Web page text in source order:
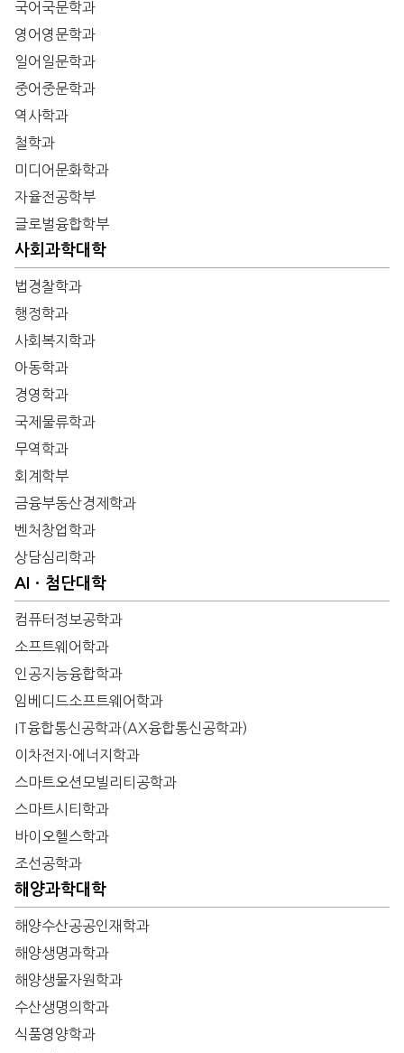
국어국문학과
영어영문학과
일어일문학과
중어중문학과
역사학과
철학과
미디어문화학과
자율전공학부
글로벌융합학부
사회과학대학
법경찰학과
행정학과
사회복지학과
아동학과
경영학과
국제물류학과
무역학과
회계학부
금융부동산경제학과
벤처창업학과
상담심리학과
AIㆍ첨단대학
컴퓨터정보공학과
소프트웨어학과
인공지능융합학과
임베디드소프트웨어학과
IT융합통신공학과(AX융합통신공학과)
이차전지·에너지학과
스마트오션모빌리티공학과
스마트시티학과
바이오헬스학과
조선공학과
해양과학대학
해양수산공공인재학과
해양생명과학과
해양생물자원학과
수산생명의학과
식품영양학과